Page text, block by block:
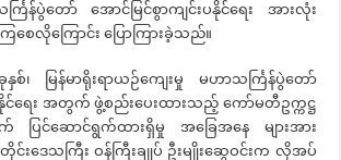
ြန်ပွဲတော် အောင်မြင်စွာကျင်းပနိုင်ရေး အားလုံး
ြစေလိုကြောင်း ပြောကြားခဲ့သည်။
၊ မြန်မာရိုးရာယဉ်ကျေးမှု မဟာသင်္ကြန်ပွဲတော်
နိုင်ရေး အတွက် ဖွဲ့စည်းပေးထားသည့် ကော်မတီဥက္ကဋ္ဌ
ြင်ဆောင်ရွက်ထားရှိမှု အခြေအနေ များအား
င်းဒေသကြီး ဝန်ကြီးချုပ် ဦးမျိုးဆွေဝင်းက လိုအပ်